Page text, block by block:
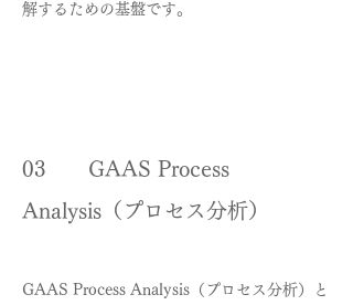
解するための基盤です。
03 GAAS Process
Analysis（プロセス分析）
GAAS Process Analysis（プロセス分析）と